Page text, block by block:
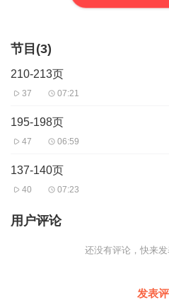
节目(3)
210-213页
37 07:21
195-198页
47 06:59
137-140页
40 07:23
用户评论
还没有评论，快来发
发表